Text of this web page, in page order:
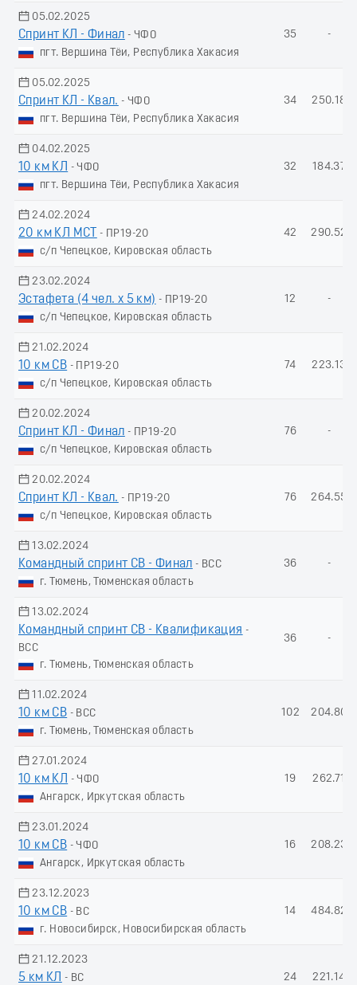
05.02.2025
Спринт КЛ - Финал - ЧФО
пгт. Вершина Тёи, Республика Хакасия
35 -
05.02.2025
Спринт КЛ - Квал. - ЧФО
пгт. Вершина Тёи, Республика Хакасия
34 250.18
04.02.2025
10 км КЛ
- ЧФО
пгт. Вершина Тёи, Республика Хакасия
32 184.37
24.02.2024
20 км КЛ МСТ
- ПР19-20
с/п Чепецкое, Кировская область
42 290.52
23.02.2024
Эстафета (4 чел. х 5 км) - ПР19-20
с/п Чепецкое, Кировская область
12 -
21.02.2024
10 км СВ - ПР19-20
с/п Чепецкое, Кировская область
74 223.13
20.02.2024
Спринт КЛ - Финал - ПР19-20
с/п Чепецкое, Кировская область
76 -
20.02.2024
Спринт КЛ - Квал. - ПР19-20
с/п Чепецкое, Кировская область
76 264.55
13.02.2024
Командный спринт СВ - Финал - ВСС
г. Тюмень, Тюменская область
36 -
13.02.2024
Командный спринт СВ - Квалификация -
ВСС
г. Тюмень, Тюменская область
36 -
11.02.2024
10 км СВ - ВСС
г. Тюмень, Тюменская область
102 204.80
27.01.2024
10 км КЛ
- ЧФО
Ангарск, Иркутская область
19 262.71
23.01.2024
10 км СВ - ЧФО
Ангарск, Иркутская область
16 208.23
23.12.2023
10 км СВ - ВС
г. Новосибирск, Новосибирская область
14 484.82
21.12.2023
5 км КЛ
- ВС
24 221.14